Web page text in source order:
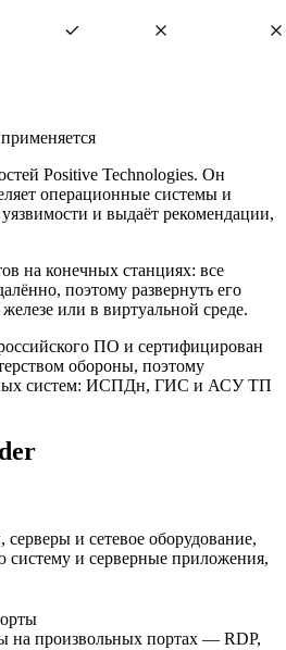
Positive Technologies. Он
операционные системы и
и выдаёт рекомендации,
на конечных станциях: все
поэтому развернуть его
или в виртуальной среде.
ПО и сертифицирован
обороны, поэтому
систем: ИСПДн, ГИС и АСУ ТП
и сетевое оборудование,
систему и серверные приложения,
на произвольных портах — RDP,